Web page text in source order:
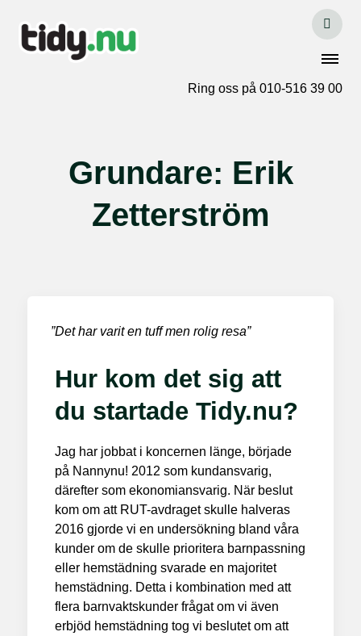
Ring oss på 010-516 39 00
Grundare: Erik
Zetterström
”Det har varit en tuff men rolig resa”
Hur kom det sig att
du startade Tidy.nu?
Jag har jobbat i koncernen länge, började
på Nannynu! 2012 som kundansvarig,
därefter som ekonomiansvarig. När beslut
kom om att RUT-avdraget skulle halveras
2016 gjorde vi en undersökning bland våra
kunder om de skulle prioritera barnpassning
eller hemstädning svarade en majoritet
hemstädning. Detta i kombination med att
flera barnvaktskunder frågat om vi även
erbjöd hemstädning tog vi beslutet om att